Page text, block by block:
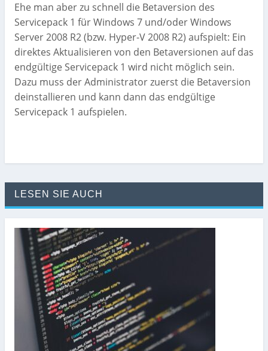
Ehe man aber zu schnell die Betaversion des
Servicepack 1 für Windows 7 und/oder Windows
Server 2008 R2 (bzw. Hyper-V 2008 R2) aufspielt: Ein
direktes Aktualisieren von den Betaversionen auf das
endgültige Servicepack 1 wird nicht möglich sein.
Dazu muss der Administrator zuerst die Betaversion
deinstallieren und kann dann das endgültige
Servicepack 1 aufspielen.
LESEN SIE AUCH